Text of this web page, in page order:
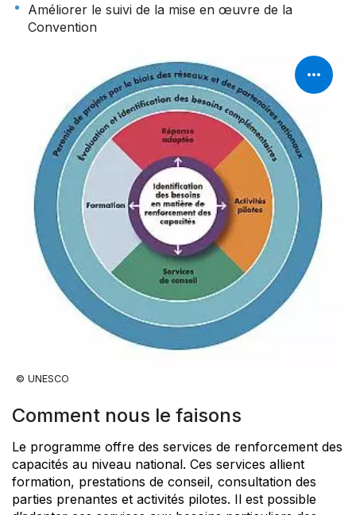
Améliorer le suivi de la mise en œuvre de la
Convention
© UNESCO
Comment nous le faisons
Le programme offre des services de renforcement des
capacités au niveau national. Ces services allient
formation, prestations de conseil, consultation des
parties prenantes et activités pilotes. Il est possible